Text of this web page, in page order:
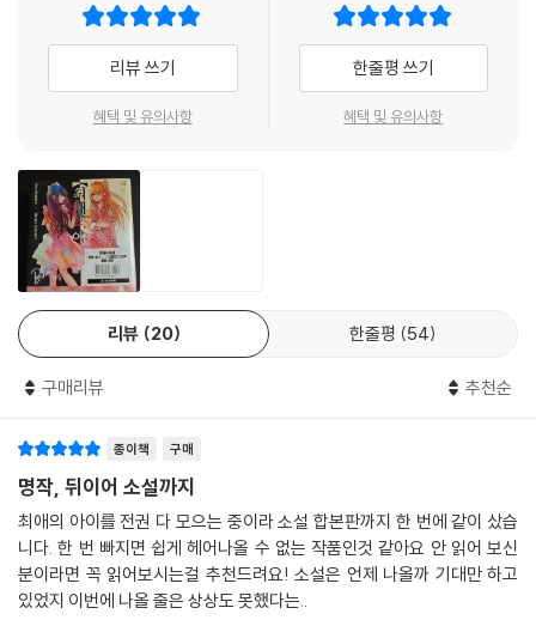
리뷰 쓰기
혜택 및 유의사항
한줄평 쓰기
혜택 및 유의사항
리뷰 20 한줄평 54
구매리뷰 추천순
종이책 구매
명작, 뒤이어 소설까지
최애의 아이를 전권 다 모으는 중이라 소설 합본판까지 한 번에 같이 샀습
니다. 한 번 빠지면 쉽게 헤어나올 수 없는 작품인것 같아요 안 읽어 보신
분이라면 꼭 읽어보시는걸 추천드려요! 소설은 언제 나올까 기대만 하고
있었지 이번에 나올 줄은 상상도 못했다는..